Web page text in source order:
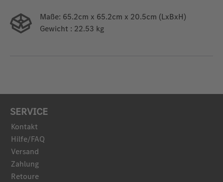
Maße: 65.2cm x 65.2cm x 20.5cm (LxBxH)
Gewicht : 22.53 kg
SERVICE
Kontakt
Hilfe/FAQ
Versand
Zahlung
Retoure